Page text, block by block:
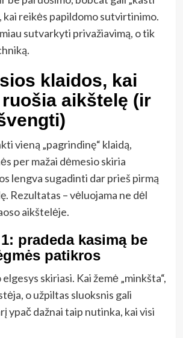
kai reikės papildomo sutvirtinimo.
sutvarkyti privažiavimą, o tik
klaidos, kai
aikštelę (ir
vieną „pagrindinę“ klaidą,
per mažai dėmesio skiria
lengva sugadinti dar prieš pirmą
Rezultatas – vėluojama ne dėl
aikštelėje.
pradeda kasimą be
patikros
skiriasi. Kai žemė „minkšta“,
o užpiltas sluoksnis gali
ypač dažnai taip nutinka, kai visi